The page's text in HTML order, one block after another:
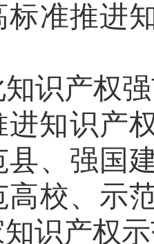
标准推进
识产权
进知识产
县、强国
高校、示
识产权